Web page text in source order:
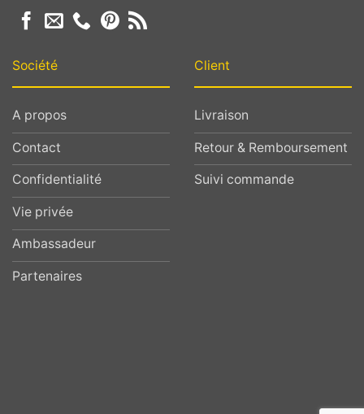
Société
A propos
Contact
Confidentialité
Vie privée
Ambassadeur
Partenaires
Client
Livraison
Retour & Remboursement
Suivi commande